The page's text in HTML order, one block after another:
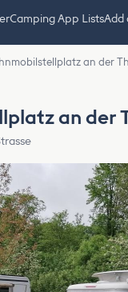
Camping App ListsAdd
an der
an der